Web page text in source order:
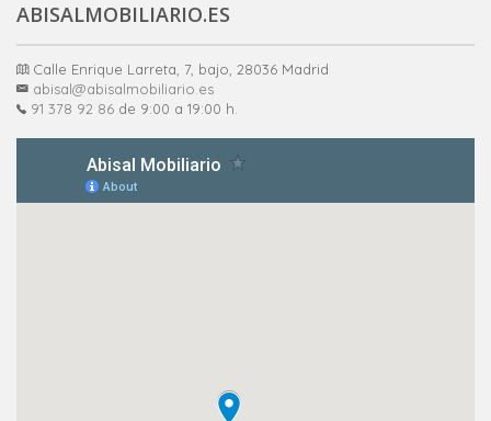
ABISALMOBILIARIO.ES
Calle Enrique Larreta, 7, bajo, 28036 Madrid
abisal@abisalmobiliario.es
91 378 92 86 de 9:00 a 19:00 h.